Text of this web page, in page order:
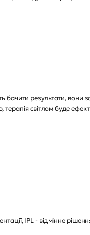
бачити результати,
терапія світлом буде
IPL - відмінне